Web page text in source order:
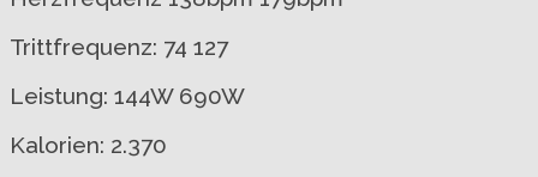
Trittfrequenz: 74 127
Leistung: 144W 690W
Kalorien: 2.370